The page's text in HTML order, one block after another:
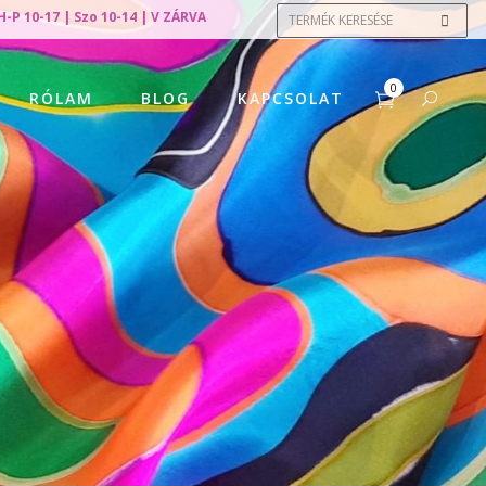
P 10-17 | Szo 10-14 | V ZÁRVA
0
RÓLAM BLOG KAPCSOLAT